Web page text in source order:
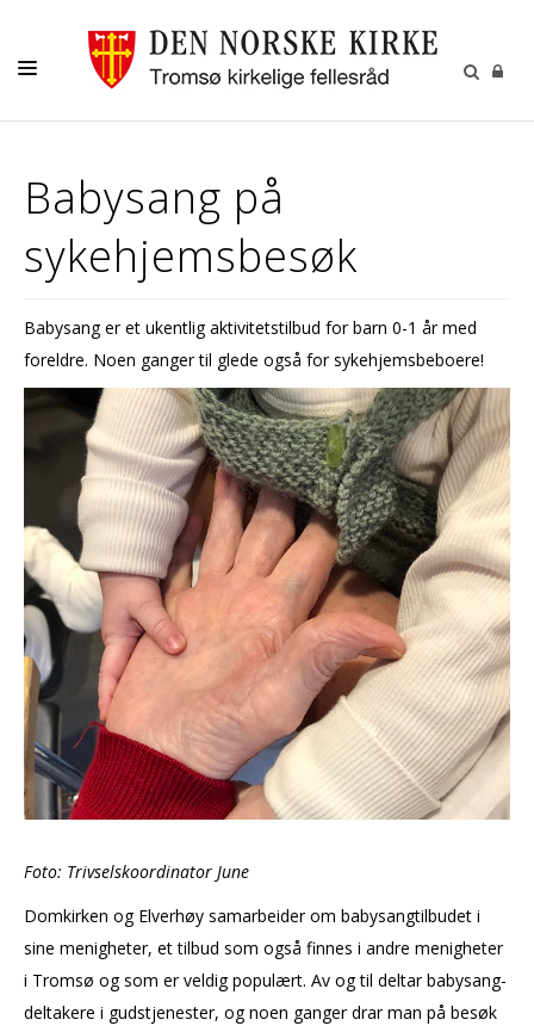
AKTIVITETER OG KONSERTER
KONFIRMASJON
VIGSEL
KONTAKT
Babysang på
sykehjemsbesøk
Babysang er et ukentlig aktivitetstilbud for barn 0-1 år med
foreldre. Noen ganger til glede også for sykehjemsbeboere!
Foto: Trivselskoordinator June
Domkirken og Elverhøy samarbeider om babysangtilbudet i
sine menigheter, et tilbud som også finnes i andre menigheter
i Tromsø og som er veldig populært. Av og til deltar babysang-
deltakere i gudstjenester, og noen ganger drar man på besøk